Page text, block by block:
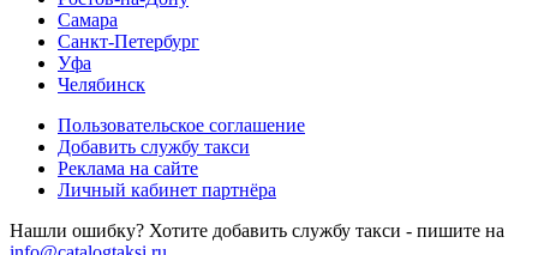
Самара
Санкт-Петербург
Уфа
Челябинск
Пользовательское соглашение
Добавить службу такси
Реклама на сайте
Личный кабинет партнёра
Нашли ошибку? Хотите добавить службу такси - пишите на